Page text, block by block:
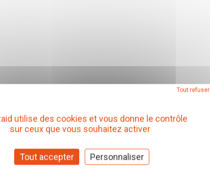
utilise des cookies et vous donne le contrôle
sur ceux que vous souhaitez activer
Tout accepter
Tout refuser
Personnaliser